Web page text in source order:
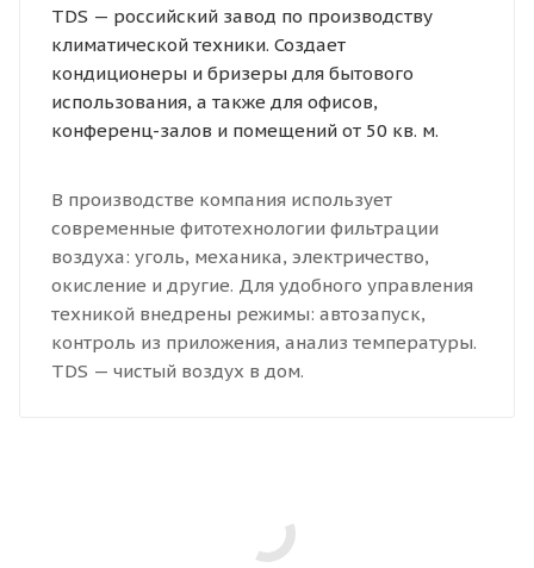
TDS — российский завод по производству
климатической техники. Создает
кондиционеры и бризеры для бытового
использования, а также для офисов,
конференц-залов и помещений от 50 кв. м.
В производстве компания использует
современные фитотехнологии фильтрации
воздуха: уголь, механика, электричество,
окисление и другие. Для удобного управления
техникой внедрены режимы: автозапуск,
контроль из приложения, анализ температуры.
TDS — чистый воздух в дом.